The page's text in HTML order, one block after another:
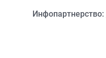
Инфопартнерство: